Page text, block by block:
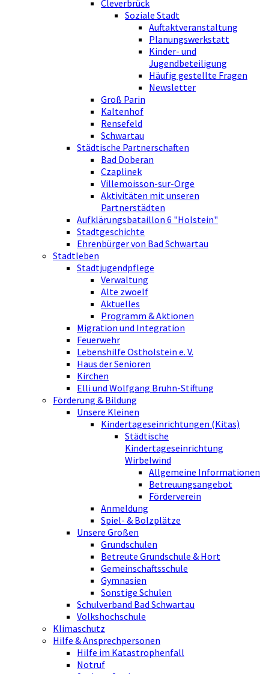
Cleverbrück
Soziale Stadt
Auftaktveranstaltung
Planungswerkstatt
Kinder- und
Jugendbeteiligung
Häufig gestellte Fragen
Newsletter
Groß Parin
Kaltenhof
Rensefeld
Schwartau
Städtische Partnerschaften
Bad Doberan
Czaplinek
Villemoisson-sur-Orge
Aktivitäten mit unseren
Partnerstädten
Aufklärungsbataillon 6 "Holstein"
Stadtgeschichte
Ehrenbürger von Bad Schwartau
Stadtleben
Stadtjugendpflege
Verwaltung
Alte zwoelf
Aktuelles
Programm & Aktionen
Migration und Integration
Feuerwehr
Lebenshilfe Ostholstein e. V.
Haus der Senioren
Kirchen
Elli und Wolfgang Bruhn-Stiftung
Förderung & Bildung
Unsere Kleinen
Kindertageseinrichtungen (Kitas)
Städtische
Kindertageseinrichtung
Wirbelwind
Allgemeine Informationen
Betreuungsangebot
Förderverein
Anmeldung
Spiel- & Bolzplätze
Unsere Großen
Grundschulen
Betreute Grundschule & Hort
Gemeinschaftsschule
Gymnasien
Sonstige Schulen
Schulverband Bad Schwartau
Volkshochschule
Klimaschutz
Hilfe & Ansprechpersonen
Hilfe im Katastrophenfall
Notruf